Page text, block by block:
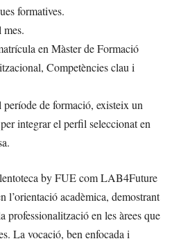
formatives.
en Màster de Formació
Competències clau i
de formació, existeix un
integrar el perfil seleccionat en
by FUE com LAB4Future
l’orientació acadèmica, demostrant
professionalització en les àrees que
La vocació, ben enfocada i